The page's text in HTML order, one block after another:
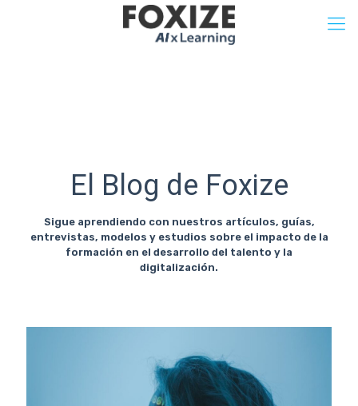
El Blog de Foxize
Sigue aprendiendo con nuestros artículos, guías,
entrevistas, modelos y estudios sobre el impacto de la
formación en el desarrollo del talento y la
digitalización.